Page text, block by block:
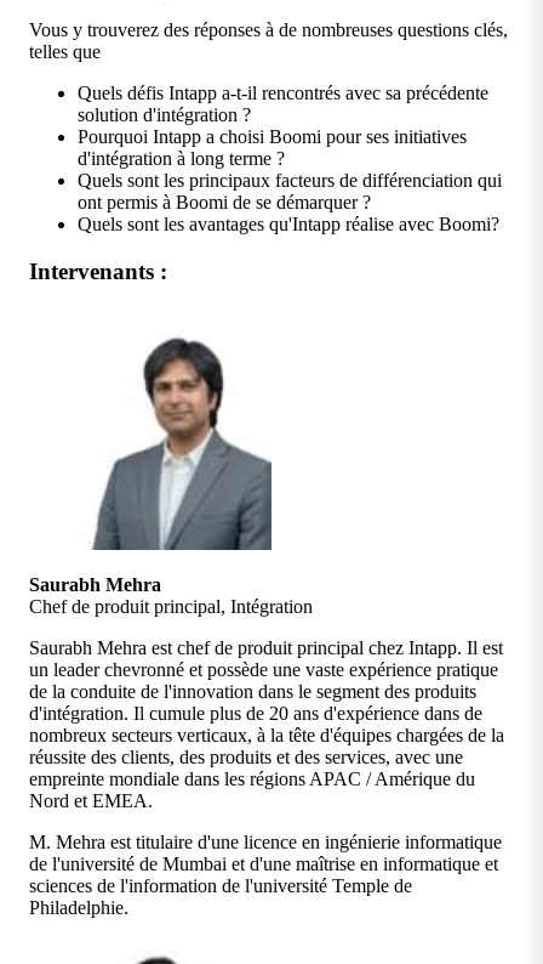
Vous y trouverez des réponses à de nombreuses questions clés,
telles que
Quels défis Intapp a-t-il rencontrés avec sa précédente
solution d'intégration ?
Pourquoi Intapp a choisi Boomi pour ses initiatives
d'intégration à long terme ?
Quels sont les principaux facteurs de différenciation qui
ont permis à Boomi de se démarquer ?
Quels sont les avantages qu'Intapp réalise avec Boomi?
Intervenants :
Saurabh Mehra
Chef de produit principal, Intégration
Saurabh Mehra est chef de produit principal chez Intapp. Il est
un leader chevronné et possède une vaste expérience pratique
de la conduite de l'innovation dans le segment des produits
d'intégration. Il cumule plus de 20 ans d'expérience dans de
nombreux secteurs verticaux, à la tête d'équipes chargées de la
réussite des clients, des produits et des services, avec une
empreinte mondiale dans les régions APAC / Amérique du
Nord et EMEA.
M. Mehra est titulaire d'une licence en ingénierie informatique
de l'université de Mumbai et d'une maîtrise en informatique et
sciences de l'information de l'université Temple de
Philadelphie.